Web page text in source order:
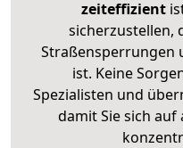
zeiteffizient
sicherzustellen,
Straßensperrungen
ist. Keine
Spezialisten und
damit Sie sich auf